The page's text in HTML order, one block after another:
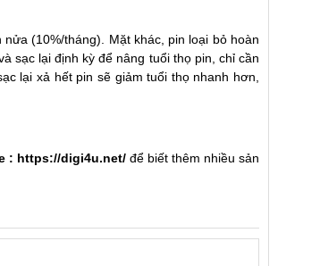
(10%/tháng). Mặt khác, pin loại bỏ hoàn
sạc lại định kỳ để nâng tuổi thọ pin, chỉ cần
lại xả hết pin sẽ giảm tuổi thọ nhanh hơn,
: https://digi4u.net/ để biết thêm nhiều sản